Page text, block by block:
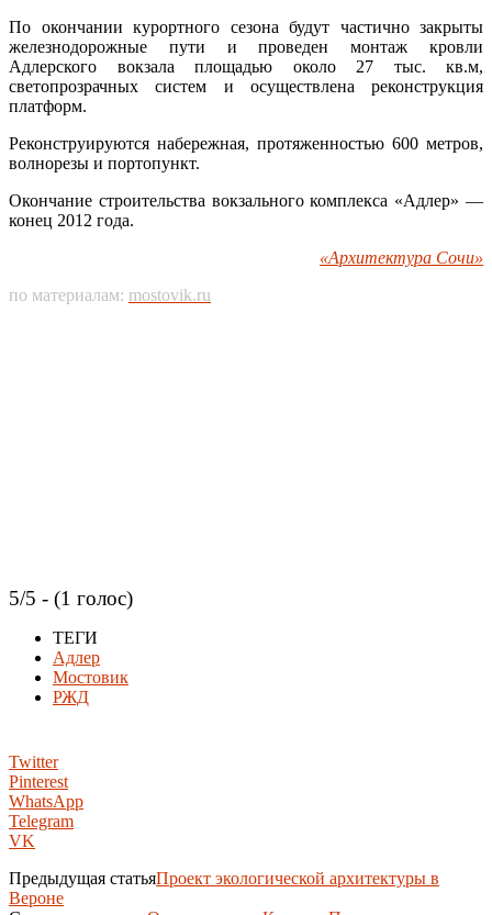
По окончании курортного сезона будут частично закрыты
железнодорожные пути и проведен монтаж кровли
Адлерского вокзала площадью около 27 тыс. кв.м,
светопрозрачных систем и осуществлена реконструкция
платформ.
Реконструируются набережная, протяженностью 600 метров,
волнорезы и портопункт.
Окончание строительства вокзального комплекса «Адлер» —
конец 2012 года.
«Архитектура Сочи»
по материалам: mostovik.ru
5/5 - (1 голос)
ТЕГИ
Адлер
Мостовик
РЖД
Twitter
Pinterest
WhatsApp
Telegram
VK
Предыдущая статьяПроект экологической архитектуры в
Вероне